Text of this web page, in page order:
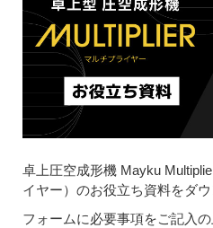
卓上圧空成形機 Mayku
イヤー）のお役立ち資料をダ
フォームに必要事項をご記入の